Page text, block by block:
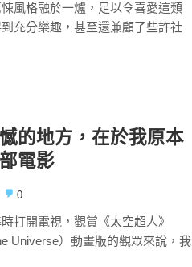
風格融於一爐，足以令喜愛這類
充分樂趣，甚至還兼顧了些許社
的地方，在於我原本
電影
0
打開電視，觀賞《太空超人》
Universe）動畫版的觀眾來說，我